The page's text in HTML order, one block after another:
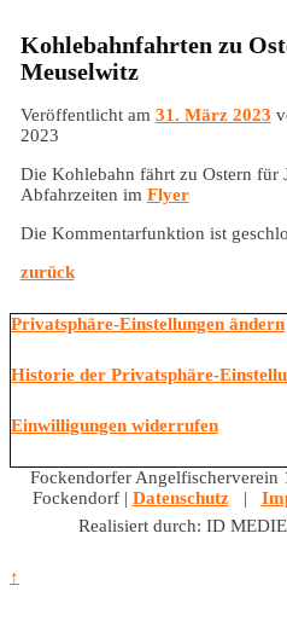
Kohlebahnfahrten zu
Meuselwitz
Veröffentlicht am 31. März 2023
2023
Die Kohlebahn fährt zu Ostern für
Abfahrzeiten im Flyer
Die Kommentarfunktion ist
zurück
Privatsphäre-Einstellungen ändern
Historie der Privatsphäre-
Einwilligungen widerrufen
Fockendorfer Angelfischerverein
Fockendorf | Datenschutz|
Realisiert durch: ID
↑